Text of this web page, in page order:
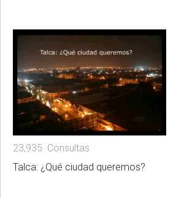
23,935 Consultas
Talca: ¿Qué ciudad queremos?